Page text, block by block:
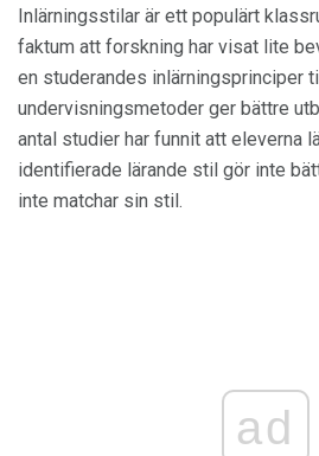
Inlärningsstilar är ett populärt
faktum att forskning har visat lite
en studerandes inlärningsprinciper
undervisningsmetoder ger bättre
antal studier har funnit att eleverna
identifierade lärande stil gör inte
inte matchar sin stil.
ad